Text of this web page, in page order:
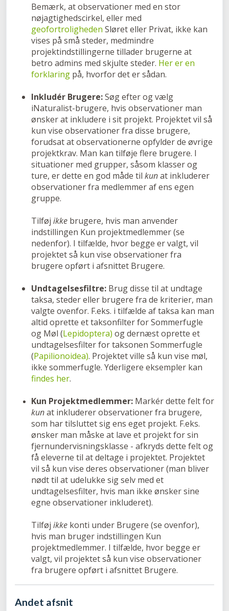
Bemærk, at observationer med en stor
nøjagtighedscirkel, eller med
geofortroligheden Sløret eller Privat, ikke kan
vises på små steder, medmindre
projektindstillingerne tillader brugerne at
betro admins med skjulte steder. Her er en
forklaring på, hvorfor det er sådan.
Inkludér Brugere:Søg efter og vælg
iNaturalist-brugere, hvis observationer man
ønsker at inkludere i sit projekt. Projektet vil så
kun vise observationer fra disse brugere,
forudsat at observationerne opfylder de øvrige
projektkrav. Man kan tilføje flere brugere. I
situationer med grupper, såsom klasser og
ture, er dette en god måde til kunat inkluderer
observationer fra medlemmer af ens egen
gruppe.
Tilføj ikke brugere, hvis man anvender
indstillingen Kun projektmedlemmer (se
nedenfor). I tilfælde, hvor begge er valgt, vil
projektet så kun vise observationer fra
brugere opført i afsnittet Brugere.
Undtagelsesfiltre: Brug disse til at undtage
taksa, steder eller brugere fra de kriterier, man
valgte ovenfor. F.eks. i tilfælde af taksa kan man
altid oprette et taksonfilter for Sommerfugle
og Møl (Lepidoptera) og dernæst oprette et
undtagelsesfilter for taksonen Sommerfugle
(Papilionoidea). Projektet ville så kun vise møl,
ikke sommerfugle. Yderligere eksempler kan
findes her.
Kun Projektmedlemmer: Markér dette felt for
kunat inkluderer observationer fra brugere,
som har tilsluttet sig ens eget projekt. F.eks.
ønsker man måske at lave et projekt for sin
fjernundervisningsklasse - afkryds dette felt og
få eleverne til at deltage i projektet. Projektet
vil så kun vise deres observationer (man bliver
nødt til at udelukke sig selv med et
undtagelsesfilter, hvis man ikke ønsker sine
egne observationer inkluderet).
Tilføj ikke konti under Brugere (se ovenfor),
hvis man bruger indstillingen Kun
projektmedlemmer. I tilfælde, hvor begge er
valgt, vil projektet så kun vise observationer
fra brugere opført i afsnittet Brugere.
Andet afsnit